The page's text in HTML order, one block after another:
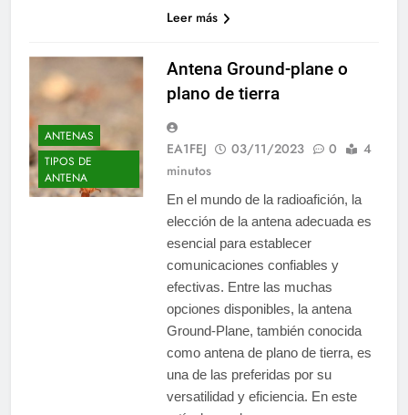
Leer más
ANTENAS
TIPOS DE
ANTENA
Antena Ground-plane o
plano de tierra
EA1FEJ 03/11/2023 0
4
minutos
En el mundo de la radioafición, la
elección de la antena adecuada es
esencial para establecer
comunicaciones confiables y
efectivas. Entre las muchas
opciones disponibles, la antena
Ground-Plane, también conocida
como antena de plano de tierra, es
una de las preferidas por su
versatilidad y eficiencia. En este